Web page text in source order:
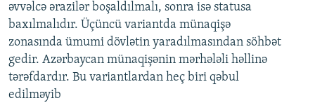
əvvəlcə ərazilər boşaldılmalı, sonra isə statusa
baxılmalıdır. Üçüncü variantda münaqişə
zonasında ümumi dövlətin yaradılmasından söhbət
gedir. Azərbaycan münaqişənin mərhələli həllinə
tərəfdardır. Bu variantlardan heç biri qəbul
edilməyib